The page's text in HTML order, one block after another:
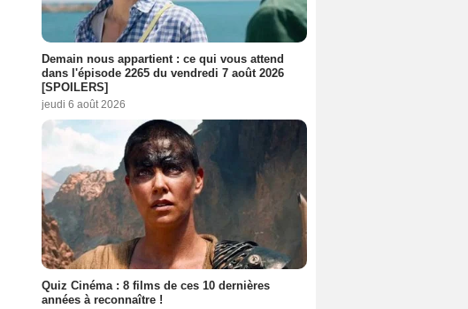
Demain nous appartient : ce qui vous attend
dans l'épisode 2265 du vendredi 7 août 2026
[SPOILERS]
jeudi 6 août 2026
Quiz Cinéma : 8 films de ces 10 dernières
années à reconnaître !